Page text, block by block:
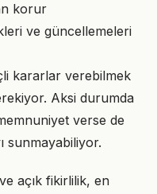
korur
ve güncellemeleri
kararlar verebilmek
Aksi durumda
verse de
sunmayabiliyor.
açık fikirlilik, en